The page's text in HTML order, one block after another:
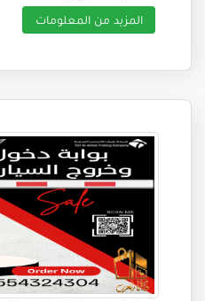
المزيد من المعلومات